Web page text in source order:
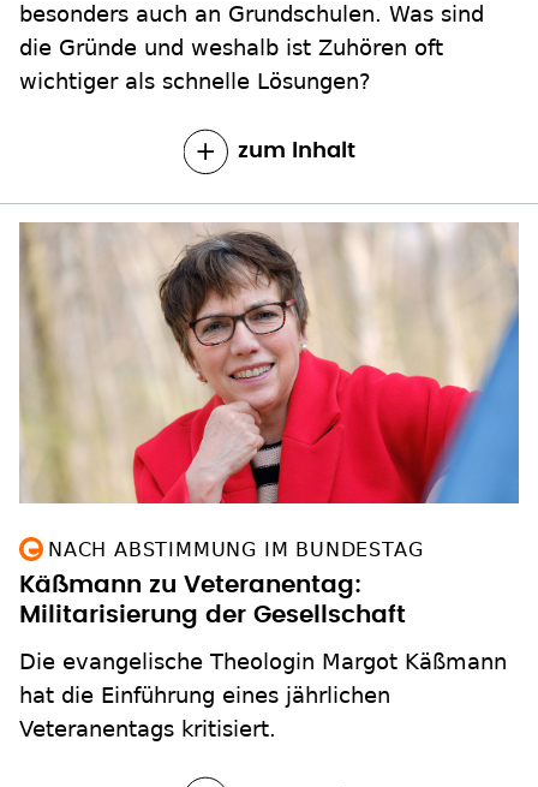
besonders auch an Grundschulen. Was sind
die Gründe und weshalb ist Zuhören oft
wichtiger als schnelle Lösungen?
zum Inhalt
NACH ABSTIMMUNG IM BUNDESTAG
Käßmann zu Veteranentag:
Militarisierung der Gesellschaft
Die evangelische Theologin Margot Käßmann
hat die Einführung eines jährlichen
Veteranentags kritisiert.